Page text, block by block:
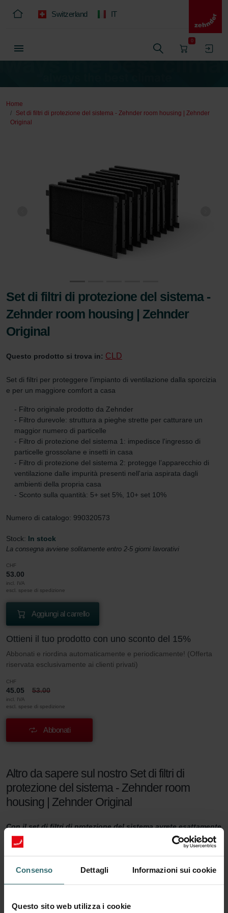
Consenso Dettagli Informazioni sui cookie
Questo sito web utilizza i cookie
Switzerland IT
0
Home
Set di filtri di protezione del sistema - Zehnder room housing | Zehnder
Original
Set di filtri di protezione del sistema -
Zehnder room housing | Zehnder
Original
Questo prodotto si trova in: CLD
Set di filtri per proteggere l’impianto di ventilazione dalla sporcizia
e per un maggiore comfort a casa
- Filtro originale prodotto da Zehnder
- Filtro durevole: struttura a pieghe strette per catturare un
maggior numero di particelle
- Filtro di protezione del sistema 1: impedisce l'ingresso di
particelle grossolane e insetti in casa
- Filtro di protezione del sistema 2: protegge l’apparecchio di
ventilazione dalle impurità presenti nell'aria aspirata dagli
ambienti della propria casa
- Sconto sulla quantità: 5+ set 5%, 10+ set 10%
Numero di catalogo: 990320573
Stock: In stock
La consegna avviene solitamente entro 2-5 giorni lavorativi
CHF
53.00
incl. IVA
escl. spese di spedizione
Aggiungi al carrello
Ottieni il tuo prodotto con uno sconto del 15%
Abbonati e riordina automaticamente e periodicamente! (Offerta
riservata esclusivamente ai clienti privati)
CHF
45.05 53.00
incl. IVA
escl. spese di spedizione
Abbonati
Altro da sapere sul nostro Set di filtri di
protezione del sistema - Zehnder room
housing | Zehnder Original
Con il set di filtri di protezione del sistema avrete esattamente
ciò che vi serve per mantenere il vostro impianto di
ventilazione silenzioso e duraturo e il vostro ambiente
domestico confortevole. Le particelle grossolane presenti
nell'aria vengono filtrate prima che l'aria entri nell’ambiente